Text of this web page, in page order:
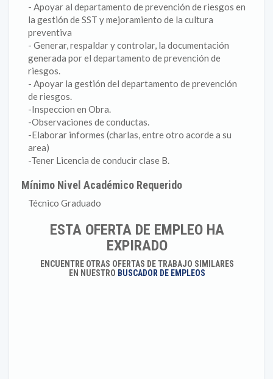
- Apoyar al departamento de prevención de riesgos en
la gestión de SST y mejoramiento de la cultura
preventiva
- Generar, respaldar y controlar, la documentación
generada por el departamento de prevención de
riesgos.
- Apoyar la gestión del departamento de prevención
de riesgos.
-Inspeccion en Obra.
-Observaciones de conductas.
-Elaborar informes (charlas, entre otro acorde a su
area)
-Tener Licencia de conducir clase B.
Mínimo Nivel Académico Requerido
Técnico Graduado
ESTA OFERTA DE EMPLEO HA
EXPIRADO
ENCUENTRE OTRAS OFERTAS DE TRABAJO SIMILARES
EN NUESTRO BUSCADOR DE EMPLEOS